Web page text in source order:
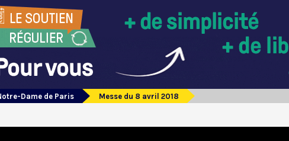
Dame de Paris Messe du 8 avril 2018